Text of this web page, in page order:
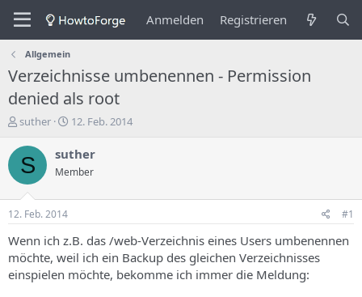
Anmelden Registrieren
Allgemein
Verzeichnisse umbenennen - Permission
denied als root
E
s
t
e
e
r
d
e
s
suther
E
s
e
n
g
s
d
12. Feb. 2014
S suther
Member
12. Feb. 2014 #1
Wenn ich z.B. das /web-Verzeichnis eines Users umbenennen
möchte, weil ich ein Backup des gleichen Verzeichnisses
einspielen möchte, bekomme ich immer die Meldung: